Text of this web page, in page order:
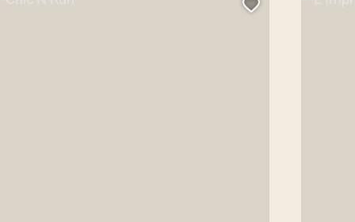
page au carnet de voyage ?Ajouter cette